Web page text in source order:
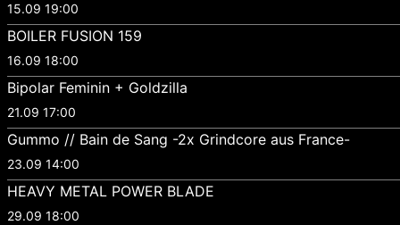
15.09 19:00
BOILER FUSION 159
16.09 18:00
Bipolar Feminin + Goldzilla
21.09 17:00
Gummo // Bain de Sang -2x Grindcore aus France-
23.09 14:00
HEAVY METAL POWER BLADE
29.09 18:00